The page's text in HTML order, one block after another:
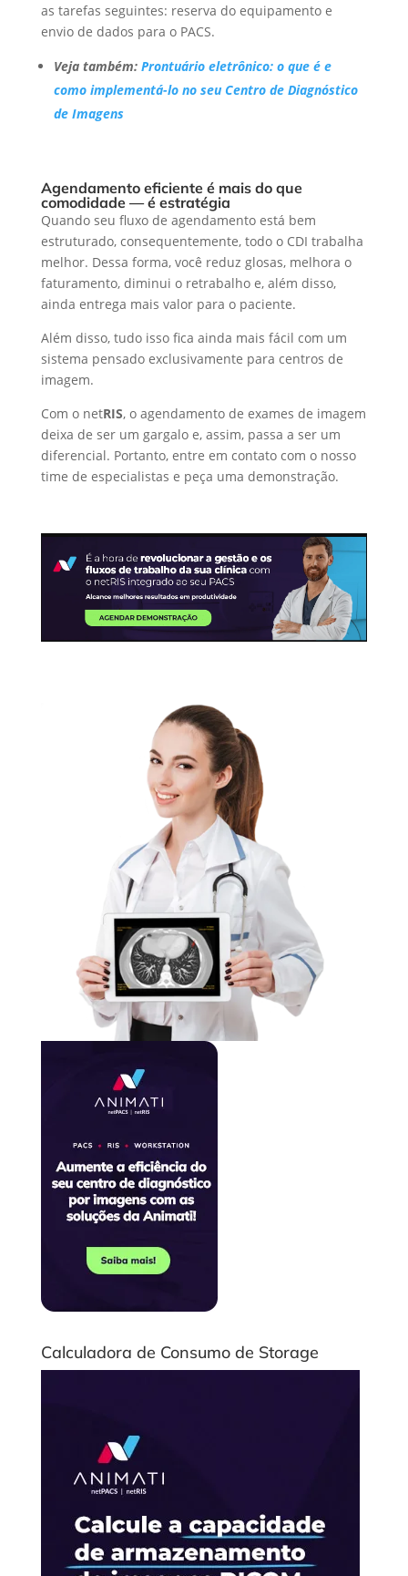
as tarefas seguintes: reserva do equipamento e
envio de dados para o PACS.
Veja também: Prontuário eletrônico: o que é e
como implementá-lo no seu Centro de Diagnóstico
de Imagens
Agendamento eficiente é mais do que
comodidade — é estratégia
Quando seu fluxo de agendamento está bem
estruturado, consequentemente, todo o CDI trabalha
melhor. Dessa forma, você reduz glosas, melhora o
faturamento, diminui o retrabalho e, além disso,
ainda entrega mais valor para o paciente.
Além disso, tudo isso fica ainda mais fácil com um
sistema pensado exclusivamente para centros de
imagem.
Com o netRIS, o agendamento de exames de imagem
deixa de ser um gargalo e, assim, passa a ser um
diferencial. Portanto, entre em contato com o nosso
time de especialistas e peça uma demonstração.
Calculadora de Consumo de Storage